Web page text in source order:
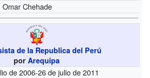
Omar Chehade
de la Republica del Perú
porArequipa
de 2006-26 de julio de 2011